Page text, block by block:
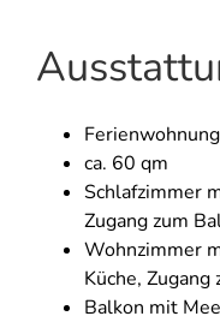
ca. 60 qm
Schlafzimmer
Zugang zum
Wohnzimmer
Küche, Zugang
Balkon mit